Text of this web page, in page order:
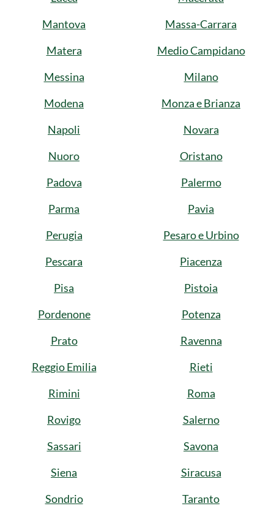
Mantova
Massa-Carrara
Matera
Medio Campidano
Messina
Milano
Modena
Monza e Brianza
Napoli
Novara
Nuoro
Oristano
Padova
Palermo
Parma
Pavia
Perugia
Pesaro e Urbino
Pescara
Piacenza
Pisa
Pistoia
Pordenone
Potenza
Prato
Ravenna
Reggio Emilia
Rieti
Rimini
Roma
Rovigo
Salerno
Sassari
Savona
Siena
Siracusa
Sondrio
Taranto